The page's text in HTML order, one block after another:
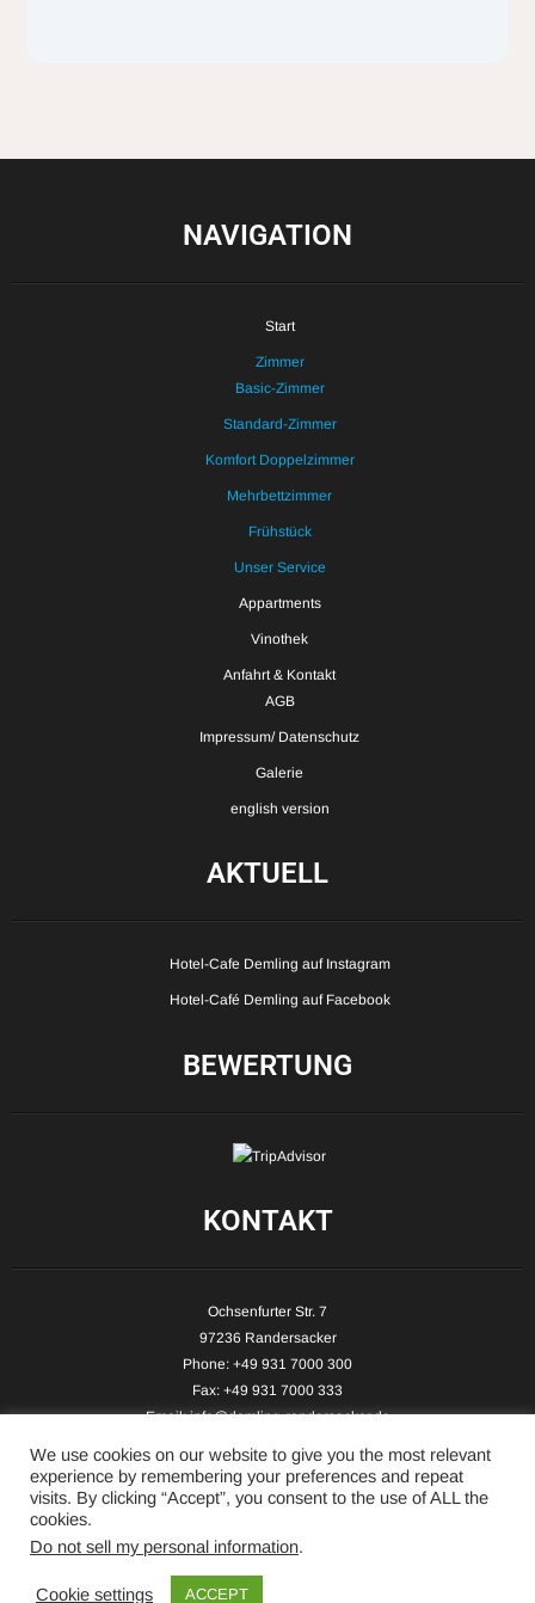
NAVIGATION
Start
Zimmer
Basic-Zimmer
Standard-Zimmer
Komfort Doppelzimmer
Mehrbettzimmer
Frühstück
Unser Service
Appartments
Vinothek
Anfahrt & Kontakt
AGB
Impressum/ Datenschutz
Galerie
english version
AKTUELL
Hotel-Cafe Demling auf Instagram
Hotel-Café Demling auf Facebook
BEWERTUNG
KONTAKT
Ochsenfurter Str. 7
97236 Randersacker
Phone: +49 931 7000 300
Fax: +49 931 7000 333
Email:info@demling-randersacker.de
Copyright © 2026 Hotel-Café Demling - All Rights Reserved.
We use cookies on our website to give you the most relevant
experience by remembering your preferences and repeat
visits. By clicking “Accept”, you consent to the use of ALL the
cookies.
Do not sell my personal information.
Cookie settings ACCEPT